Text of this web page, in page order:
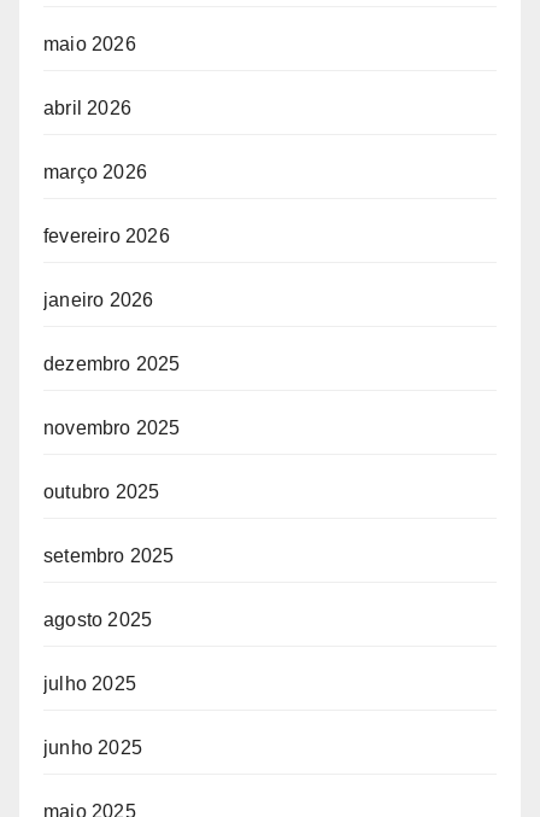
maio 2026
abril 2026
março 2026
fevereiro 2026
janeiro 2026
dezembro 2025
novembro 2025
outubro 2025
setembro 2025
agosto 2025
julho 2025
junho 2025
maio 2025